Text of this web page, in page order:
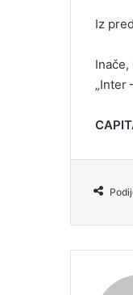
Iz
„Inter